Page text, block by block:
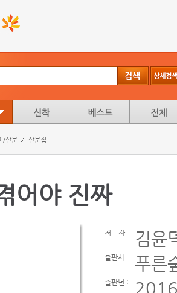
/산문 산문집
어야 진짜
저 자 : 김윤
출판사 : 푸른
출판년 :